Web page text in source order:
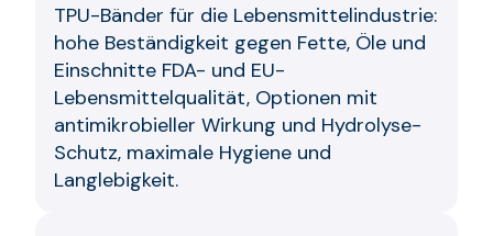
TPU-Bänder für die Lebensmittelindustrie:
hohe Beständigkeit gegen Fette, Öle und
Einschnitte FDA- und EU-
Lebensmittelqualität, Optionen mit
antimikrobieller Wirkung und Hydrolyse-
Schutz, maximale Hygiene und
Langlebigkeit.